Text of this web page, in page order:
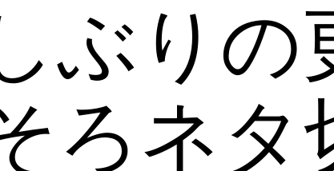
ぶりの
ろネタ